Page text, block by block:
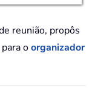
reunião, propôs
oorganizador